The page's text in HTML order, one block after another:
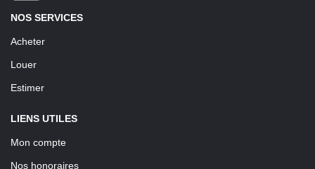
NOS SERVICES
Acheter
Louer
Estimer
LIENS UTILES
Mon compte
Nos honoraires